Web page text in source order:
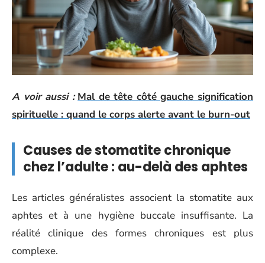
A voir aussi : Mal de tête côté gauche signification
spirituelle : quand le corps alerte avant le burn-out
Causes de stomatite chronique
chez l’adulte : au-delà des aphtes
Les articles généralistes associent la stomatite aux
aphtes et à une hygiène buccale insuffisante. La
réalité clinique des formes chroniques est plus
complexe.